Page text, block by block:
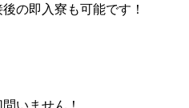
の即入寮も可能です！
いません！